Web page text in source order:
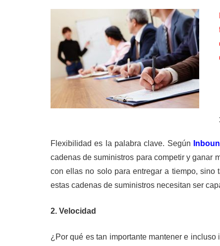
Flexibilidad es la palabra clave. Según
cadenas de suministros para competir y ganar
con ellas no solo para entregar a tiempo, sino
estas cadenas de suministros necesitan ser
2. Velocidad
¿Por qué es tan importante mantener e